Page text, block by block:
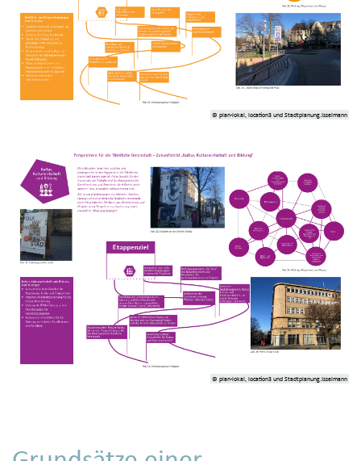
© plan-lokal, location3 und Stadtplanung.Isselmann
© plan-lokal, location3 und Stadtplanung.Isselmann